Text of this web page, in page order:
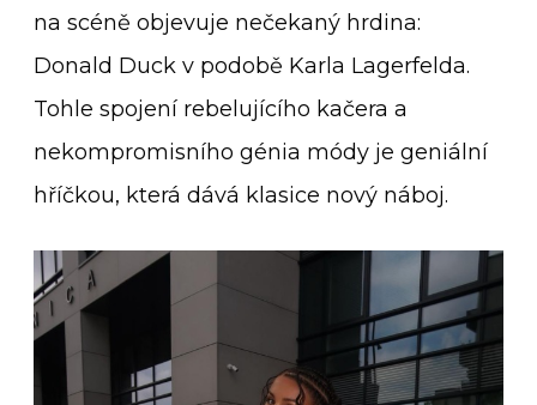
na scéně objevuje nečekaný hrdina:
Donald Duck v podobě Karla Lagerfelda.
Tohle spojení rebelujícího kačera a
nekompromisního génia módy je geniální
hříčkou, která dává klasice nový náboj.